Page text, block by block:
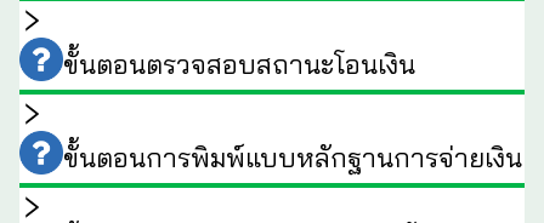
ขั้นตอนตรวจสอบสถานะโอนเงิน
ขั้นตอนการพิมพ์แบบหลักฐานการจ่ายเงิน